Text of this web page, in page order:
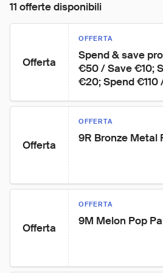
11 offerte disponibili
Offerta
OFFERTA
Spend & save
€50 / Save €10;
€20; Spend
Offerta
OFFERTA
9R Bronze Metal
Offerta
OFFERTA
9M Melon Pop